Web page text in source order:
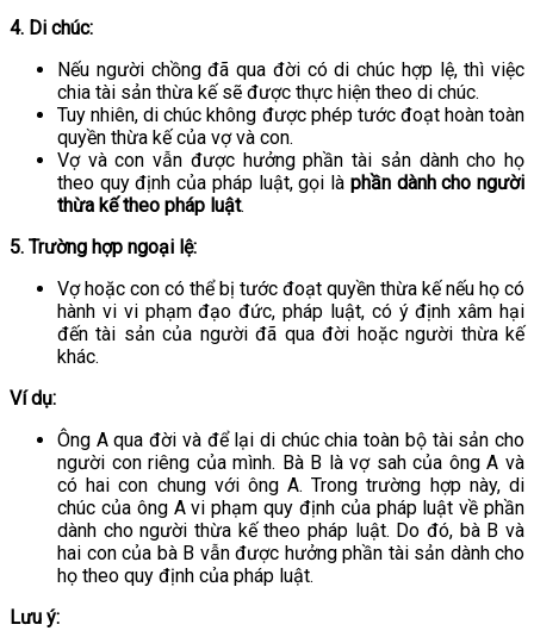
4. Di chúc:
Nếu người chồng đã qua đời có di chúc hợp lệ, thì việc
chia tài sản thừa kế sẽ được thực hiện theo di chúc.
Tuy nhiên, di chúc không được phép tước đoạt hoàn toàn
quyền thừa kế của vợ và con.
Vợ và con vẫn được hưởng phần tài sản dành cho họ
theo quy định của pháp luật, gọi là phần dành cho người
thừa kế theo pháp luật.
5. Trường hợp ngoại lệ:
Vợ hoặc con có thể bị tước đoạt quyền thừa kế nếu họ có
hành vi vi phạm đạo đức, pháp luật, có ý định xâm hại
đến tài sản của người đã qua đời hoặc người thừa kế
khác.
Ví dụ:
Ông A qua đời và để lại di chúc chia toàn bộ tài sản cho
người con riêng của mình. Bà B là vợ sah của ông A và
có hai con chung với ông A. Trong trường hợp này, di
chúc của ông A vi phạm quy định của pháp luật về phần
dành cho người thừa kế theo pháp luật. Do đó, bà B và
hai con của bà B vẫn được hưởng phần tài sản dành cho
họ theo quy định của pháp luật.
Lưu ý: